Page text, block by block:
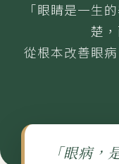
🛤️ 覺察．醫道
醫案經驗．臨床
紙本陪伴．眼癒
「眼睛是一生
楚
從根本改善眼
「眼病